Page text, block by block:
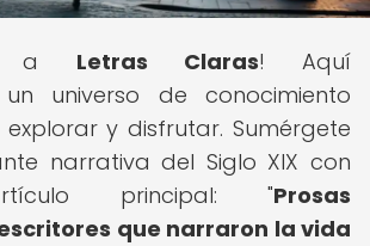
a Letras Claras! Aquí
universo de conocimiento
y disfrutar. Sumérgete
narrativa del Siglo XIX con
principal: "Prosas
que narraron la vida